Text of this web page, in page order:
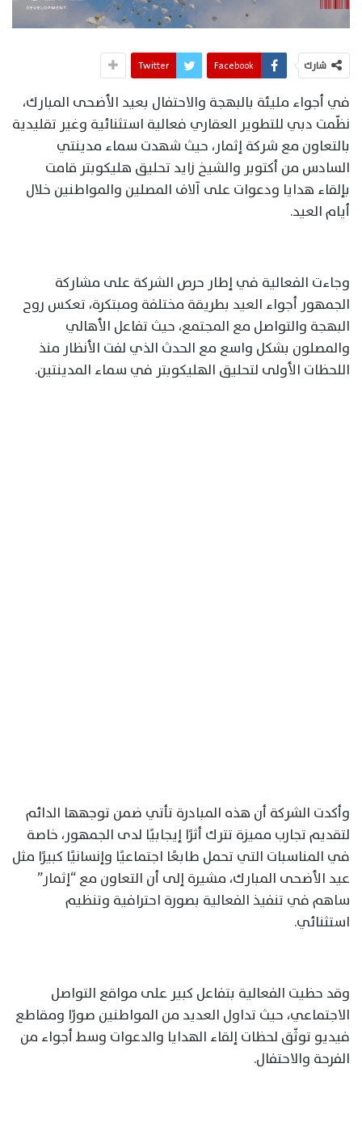
شارك Facebook
Twitter
في أجواء مليئة بالبهجة والاحتفال بعيد الأضحى المبارك،
نظّمت دبي للتطوير العقاري فعالية استثنائية وغير تقليدية
بالتعاون مع شركة إثمار، حيث شهدت سماء مدينتي
السادس من أكتوبر والشيخ زايد تحليق هليكوبتر قامت
بإلقاء هدايا ودعوات على آلاف المصلين والمواطنين خلال
أيام العيد.
وجاءت الفعالية في إطار حرص الشركة على مشاركة
الجمهور أجواء العيد بطريقة مختلفة ومبتكرة، تعكس روح
البهجة والتواصل مع المجتمع، حيث تفاعل الأهالي
والمصلون بشكل واسع مع الحدث الذي لفت الأنظار منذ
اللحظات الأولى لتحليق الهليكوبتر في سماء المدينتين.
وأكدت الشركة أن هذه المبادرة تأتي ضمن توجهها الدائم
لتقديم تجارب مميزة تترك أثرًا إيجابيًا لدى الجمهور، خاصة
في المناسبات التي تحمل طابعًا اجتماعيًا وإنسانيًا كبيرًا مثل
عيد الأضحى المبارك، مشيرة إلى أن التعاون مع “إثمار”
ساهم في تنفيذ الفعالية بصورة احترافية وتنظيم
استثنائي.
وقد حظيت الفعالية بتفاعل كبير على مواقع التواصل
الاجتماعي، حيث تداول العديد من المواطنين صورًا ومقاطع
فيديو توثّق لحظات إلقاء الهدايا والدعوات وسط أجواء من
الفرحة والاحتفال.